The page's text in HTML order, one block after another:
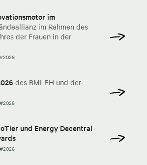
im
im Rahmen des
der Frauen in der
#2026
des BMLEH und der
#2026
und Energy Decentral
#2026